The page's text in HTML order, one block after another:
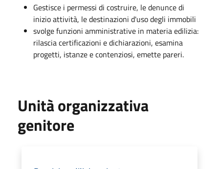
Gestisce i permessi di costruire, le denunce di
inizio attività, le destinazioni d'uso degli immobili
svolge funzioni amministrative in materia edilizia:
rilascia certificazioni e dichiarazioni, esamina
progetti, istanze e contenziosi, emette pareri.
Unità organizzativa
genitore